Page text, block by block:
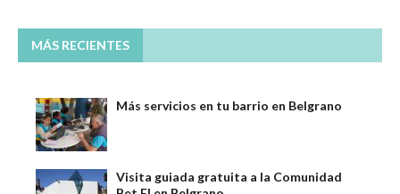
MÁS RECIENTES
Más servicios en tu barrio en Belgrano
Visita guiada gratuita a la Comunidad